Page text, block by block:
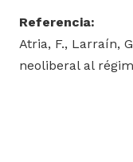
Referencia:
Atria, F., Larraín,
neoliberal al